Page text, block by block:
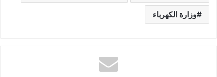
وزارة الكهرباء